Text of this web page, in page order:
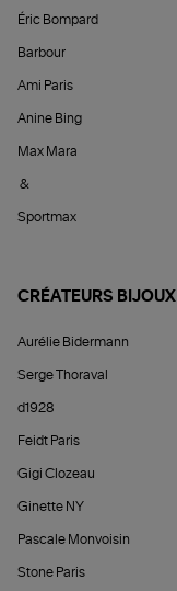
Éric Bompard
Barbour
Ami Paris
Anine Bing
Max Mara
&
Sportmax
CRÉATEURS BIJOUX
Aurélie Bidermann
Serge Thoraval
d1928
Feidt Paris
Gigi Clozeau
Ginette NY
Pascale Monvoisin
Stone Paris